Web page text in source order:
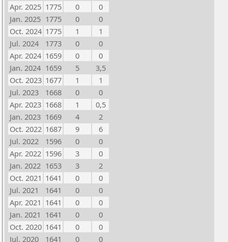
Apr. 2025 1775 0
0
Jan. 2025 1775 0
0
Oct. 2024 1775 1
1
Jul. 2024
1773 0
0
Apr. 2024 1659 0
0
Jan. 2024 1659 5
3,5
Oct. 2023 1677 1
1
Jul. 2023
1668 0
0
Apr. 2023 1668 1
0,5
Jan. 2023 1669 4
2
Oct. 2022 1687 9
6
Jul. 2022
1596 0
0
Apr. 2022 1596 3
0
Jan. 2022 1653 3
2
Oct. 2021 1641 0
0
Jul. 2021
1641 0
0
Apr. 2021 1641 0
0
Jan. 2021 1641 0
0
Oct. 2020 1641 0
0
Jul. 2020
1641 0
0